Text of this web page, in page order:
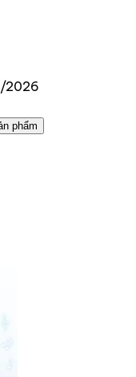
2026
phẩm